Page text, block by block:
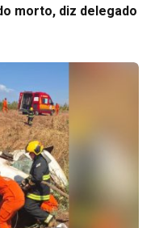
morto, diz delegado